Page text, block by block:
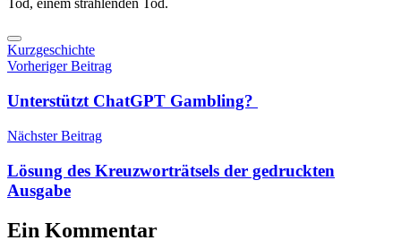
Tod, einem strahlenden Tod.
Kurzgeschichte
Beitragsnavigation
Vorheriger Beitrag
Unterstützt ChatGPT Gambling?
Nächster Beitrag
Lösung des Kreuzworträtsels der gedruckten
Ausgabe
Ein Kommentar